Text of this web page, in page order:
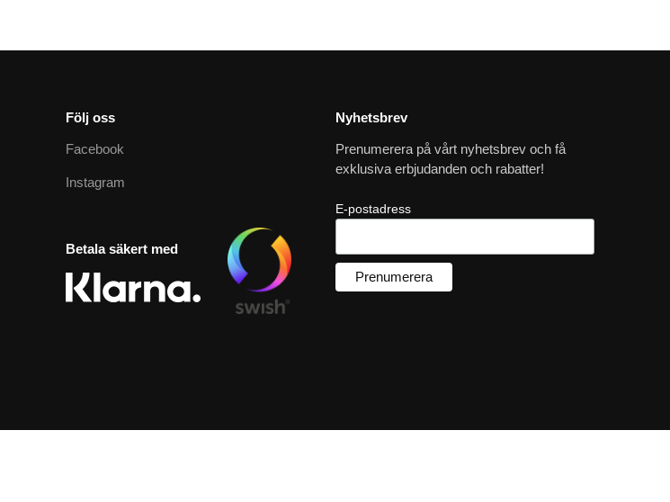
Följ oss
Facebook
Instagram
Betala säkert med
Nyhetsbrev
Prenumerera på vårt nyhetsbrev och få
exklusiva erbjudanden och rabatter!
E-postadress